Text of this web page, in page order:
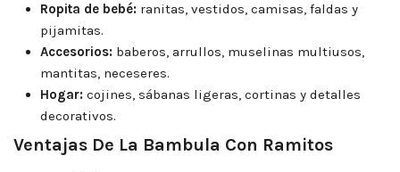
Ropita de bebé: ranitas, vestidos, camisas, faldas y
pijamitas.
Accesorios: baberos, arrullos, muselinas multiusos,
mantitas, neceseres.
Hogar: cojines, sábanas ligeras, cortinas y detalles
decorativos.
Ventajas De La Bambula Con Ramitos